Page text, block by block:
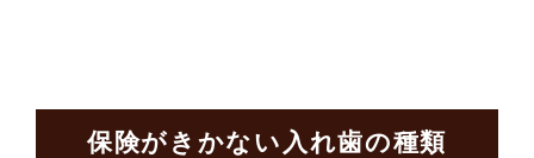
保険がきかない入れ歯の種類